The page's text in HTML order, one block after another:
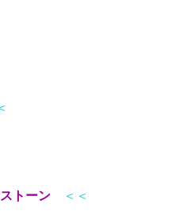
トーン ＜＜